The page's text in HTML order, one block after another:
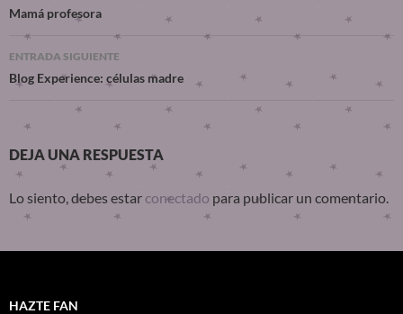
Mamá profesora
ENTRADA SIGUIENTE
Blog Experience: células madre
DEJA UNA RESPUESTA
Lo siento, debes estar conectado para publicar un comentario.
HAZTE FAN